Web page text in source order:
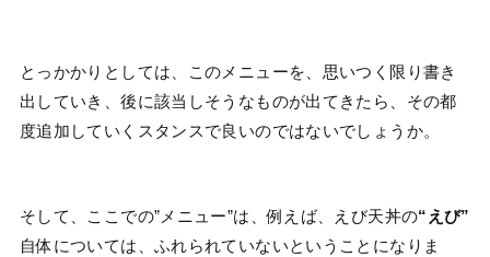
とっかかりとしては、このメニューを、思いつく限り書き
出していき、後に該当しそうなものが出てきたら、その都
度追加していくスタンスで良いのではないでしょうか。
そして、ここでの”メニュー”は、例えば、えび天丼の“えび”
自体については、ふれられていないということになりま